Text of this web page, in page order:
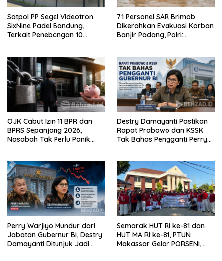
Satpol PP Segel Videotron
SixNine Padel Bandung,
Terkait Penebangan 10
71 Personel SAR Brimob
Dikerahkan Evakuasi Korban
Banjir Padang, Polri:
OJK Cabut Izin 11 BPR dan
BPRS Sepanjang 2026,
Nasabah Tak Perlu Panik
Destry Damayanti Pastikan
Rapat Prabowo dan KSSK
Tak Bahas Pengganti Perry
Perry Warjiyo Mundur dari
Jabatan Gubernur BI, Destry
Damayanti Ditunjuk Jadi
Semarak HUT RI ke-81 dan
HUT MA RI ke-81, PTUN
Makassar Gelar PORSENI,